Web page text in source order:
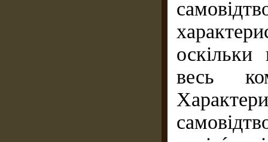
весь